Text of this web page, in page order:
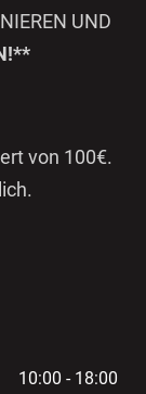
UND
von 100€.
10:00 - 18:00